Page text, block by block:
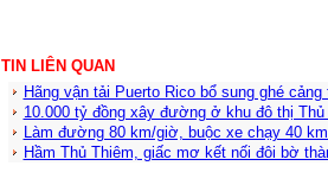
TIN LIÊN QUAN
Hãng vận tải Puerto Rico bổ sung ghé
10.000 tỷ đồng xây đường ở khu đô thị
Làm đường 80 km/giờ, buộc xe chạy 40
Hầm Thủ Thiêm, giấc mơ kết nối đôi bờ